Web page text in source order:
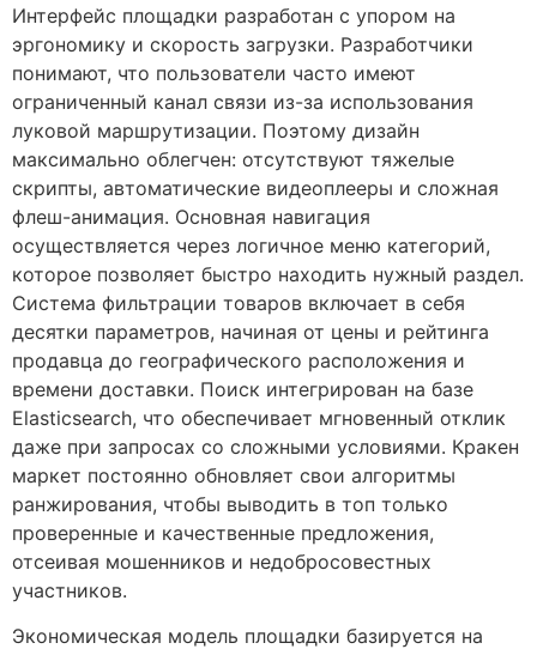
Интерфейс площадки разработан с упором на
эргономику и скорость загрузки. Разработчики
понимают, что пользователи часто имеют
ограниченный канал связи из-за использования
луковой маршрутизации. Поэтому дизайн
максимально облегчен: отсутствуют тяжелые
скрипты, автоматические видеоплееры и сложная
флеш-анимация. Основная навигация
осуществляется через логичное меню категорий,
которое позволяет быстро находить нужный раздел.
Система фильтрации товаров включает в себя
десятки параметров, начиная от цены и рейтинга
продавца до географического расположения и
времени доставки. Поиск интегрирован на базе
Elasticsearch, что обеспечивает мгновенный отклик
даже при запросах со сложными условиями. Кракен
маркет постоянно обновляет свои алгоритмы
ранжирования, чтобы выводить в топ только
проверенные и качественные предложения,
отсеивая мошенников и недобросовестных
участников.
Экономическая модель площадки базируется на